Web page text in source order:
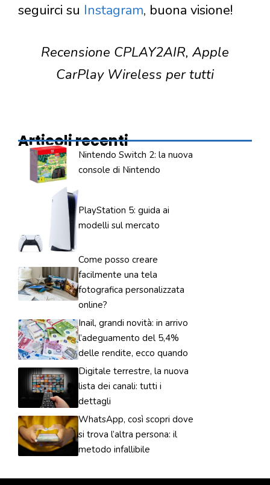
seguirci su Instagram, buona visione!
Recensione CPLAY2AIR, Apple
CarPlay Wireless per tutti
Articoli recenti
Nintendo Switch 2: la nuova
console di Nintendo
PlayStation 5: guida ai
modelli sul mercato
Come posso creare
facilmente una tela
fotografica personalizzata
online?
Inail, grandi novità: in arrivo
l’adeguamento del 5,4%
delle rendite, ecco quando
Digitale terrestre, la nuova
lista dei canali: tutti i
dettagli
WhatsApp, così scopri dove
si trova l’altra persona: il
metodo infallibile